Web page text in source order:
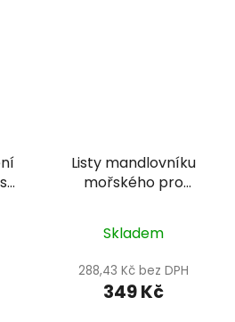
Listy mandlovníku
mořského pro
Leaves 10 ks XXL
Skladem
288,43 Kč bez DPH
349 Kč